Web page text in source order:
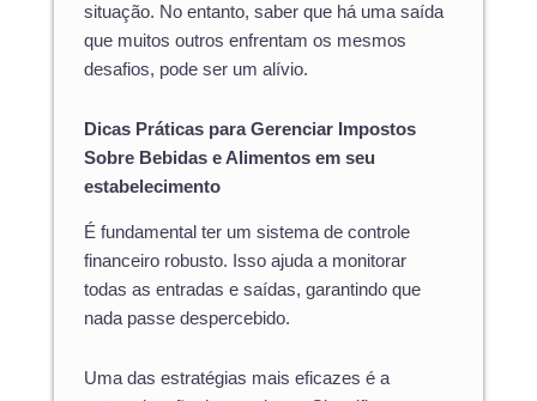
situação. No entanto, saber que há uma saída
que muitos outros enfrentam os mesmos
desafios, pode ser um alívio.
Dicas Práticas para Gerenciar Impostos
Sobre Bebidas e Alimentos em seu
estabelecimento
É fundamental ter um sistema de controle
financeiro robusto. Isso ajuda a monitorar
todas as entradas e saídas, garantindo que
nada passe despercebido.
Uma das estratégias mais eficazes é a